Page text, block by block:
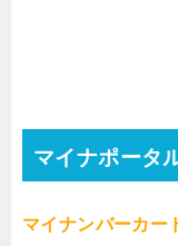
マイナポータ
マイナンバーカー